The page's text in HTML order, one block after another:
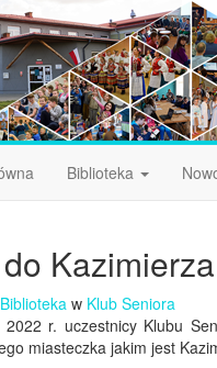
Biblioteka
Biblioteka w Klub Seniora
r. uczestnicy Klubu
miasteczka jakim jest